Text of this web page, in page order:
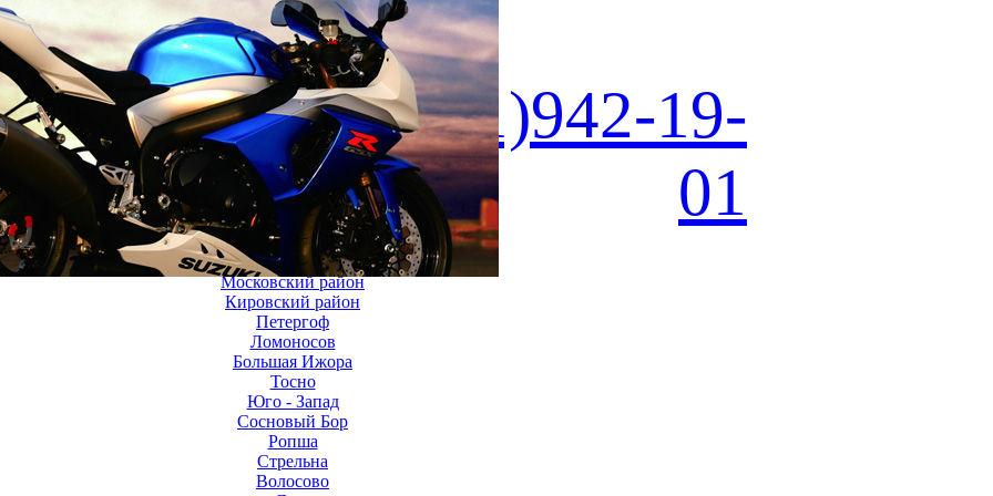
8(981)942-19-
01
ГЛАВНАЯ
О НАС
ТАРИФЫ
ЗОНА ОХВАТА
Московский район
Кировский район
Петергоф
Ломоносов
Большая Ижора
Тосно
Юго - Запад
Сосновый Бор
Ропша
Стрельна
Волосово